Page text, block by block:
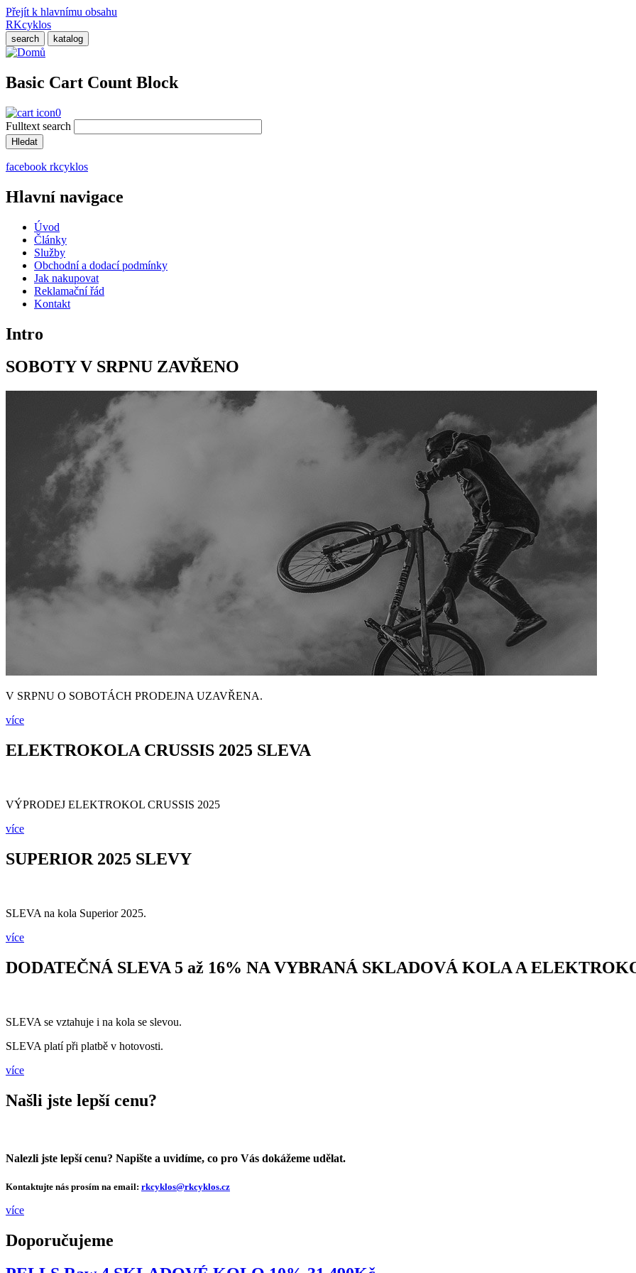
Přejít k hlavnímu obsahu
RKcyklos
search katalog
Basic Cart Count Block
0
Fulltext search
facebook rkcyklos
Hlavní navigace
Úvod
Články
Služby
Obchodní a dodací podmínky
Jak nakupovat
Reklamační řád
Kontakt
Intro
SOBOTY V SRPNU ZAVŘENO
V SRPNU O SOBOTÁCH PRODEJNA UZAVŘENA.
více
ELEKTROKOLA CRUSSIS 2025 SLEVA
VÝPRODEJ ELEKTROKOL CRUSSIS 2025
více
SUPERIOR 2025 SLEVY
SLEVA na kola Superior 2025.
více
DODATEČNÁ SLEVA 5 až 16% NA VYBRANÁ SKLADOVÁ KOLA A
SLEVA se vztahuje i na kola se slevou.
SLEVA platí při platbě v hotovosti.
více
Našli jste lepší cenu?
Nalezli jste lepší cenu? Napište a uvidíme, co pro Vás dokážeme udělat.
Kontaktujte nás prosím na email: rkcyklos@rkcyklos.cz
více
Doporučujeme